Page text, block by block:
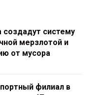
создадут систему
мерзлотой и
от мусора
филиал в